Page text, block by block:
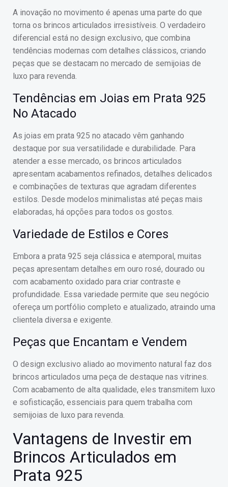
A inovação no movimento é apenas uma parte do que
torna os brincos articulados irresistíveis. O verdadeiro
diferencial está no design exclusivo, que combina
tendências modernas com detalhes clássicos, criando
peças que se destacam no mercado de semijoias de
luxo para revenda.
Tendências em Joias em Prata 925
No Atacado
As joias em prata 925 no atacado vêm ganhando
destaque por sua versatilidade e durabilidade. Para
atender a esse mercado, os brincos articulados
apresentam acabamentos refinados, detalhes delicados
e combinações de texturas que agradam diferentes
estilos. Desde modelos minimalistas até peças mais
elaboradas, há opções para todos os gostos.
Variedade de Estilos e Cores
Embora a prata 925 seja clássica e atemporal, muitas
peças apresentam detalhes em ouro rosé, dourado ou
com acabamento oxidado para criar contraste e
profundidade. Essa variedade permite que seu negócio
ofereça um portfólio completo e atualizado, atraindo uma
clientela diversa e exigente.
Peças que Encantam e Vendem
O design exclusivo aliado ao movimento natural faz dos
brincos articulados uma peça de destaque nas vitrines.
Com acabamento de alta qualidade, eles transmitem luxo
e sofisticação, essenciais para quem trabalha com
semijoias de luxo para revenda.
Vantagens de Investir em
Brincos Articulados em
Prata 925